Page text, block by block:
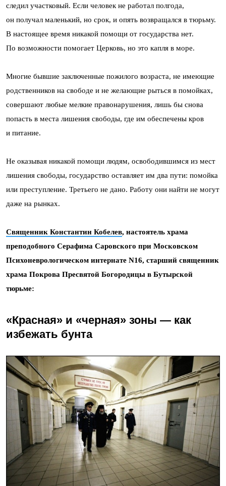
следил участковый. Если человек не работал полгода,
он получал маленький, но срок, и опять возвращался в тюрьму.
В настоящее время никакой помощи от государства нет.
По возможности помогает Церковь, но это капля в море.
Многие бывшие заключенные пожилого возраста, не имеющие
родственников на свободе и не желающие рыться в помойках,
совершают любые мелкие правонарушения, лишь бы снова
попасть в места лишения свободы, где им обеспечены кров
и питание.
Не оказывая никакой помощи людям, освободившимся из мест
лишения свободы, государство оставляет им два пути: помойка
или преступление. Третьего не дано. Работу они найти не могут
даже на рынках.
Священник Константин Кобелев, настоятель храма
преподобного Серафима Саровского при Московском
Психоневрологическом интернате N16, старший священник
храма Покрова Пресвятой Богородицы в Бутырской
тюрьме:
«Красная» и «черная» зоны — как
избежать бунта